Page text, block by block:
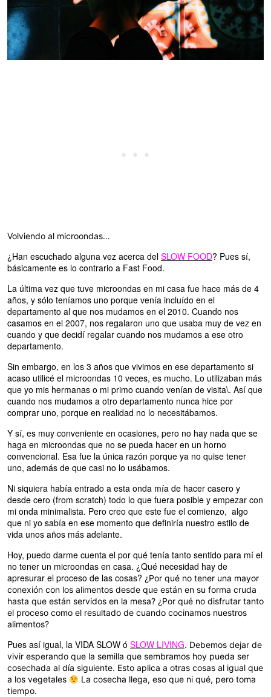
Volviendo al microondas…
¿Han escuchado alguna vez acerca del SLOW FOOD? Pues sí,
básicamente es lo contrario a Fast Food.
La última vez que tuve microondas en mi casa fue hace más de 4
años, y sólo teníamos uno porque venía incluído en el
departamento al que nos mudamos en el 2010. Cuando nos
casamos en el 2007, nos regalaron uno que usaba muy de vez en
cuando y que decidí regalar cuando nos mudamos a ese otro
departamento.
Sin embargo, en los 3 años que vivimos en ese departamento si
acaso utilicé el microondas 10 veces, es mucho. Lo utilizaban más
que yo mis hermanas o mi primo cuando venían de visita\. Así que
cuando nos mudamos a otro departamento nunca hice por
comprar uno, porque en realidad no lo necesitábamos.
Y sí, es muy conveniente en ocasiones, pero no hay nada que se
haga en microondas que no se pueda hacer en un horno
convencional. Esa fue la única razón porque ya no quise tener
uno, además de que casi no lo usábamos.
Ni siquiera había entrado a esta onda mía de hacer casero y
desde cero (from scratch) todo lo que fuera posible y empezar con
mi onda minimalista. Pero creo que este fue el comienzo, algo
que ni yo sabía en ese momento que definiría nuestro estilo de
vida unos años más adelante.
Hoy, puedo darme cuenta el por qué tenía tanto sentido para mí el
no tener un microondas en casa. ¿Qué necesidad hay de
apresurar el proceso de las cosas? ¿Por qué no tener una mayor
conexión con los alimentos desde que están en su forma cruda
hasta que están servidos en la mesa? ¿Por qué no disfrutar tanto
el proceso como el resultado de cuando cocinamos nuestros
alimentos?
Pues así igual, la VIDA SLOW ó SLOW LIVING. Debemos dejar de
vivir esperando que la semilla que sembramos hoy pueda ser
cosechada al día siguiente. Esto aplica a otras cosas al igual que
a los vegetales
La cosecha llega, eso que ni qué, pero toma
tiempo.